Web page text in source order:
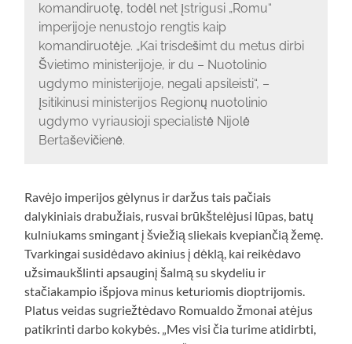
komandiruotę, todėl net įstrigusi „Romu“
imperijoje nenustojo rengtis kaip
komandiruotėje. „Kai trisdešimt du metus dirbi
Švietimo ministerijoje, ir du – Nuotolinio
ugdymo ministerijoje, negali apsileisti“, –
įsitikinusi ministerijos Regionų nuotolinio
ugdymo vyriausioji specialistė Nijolė
Bertaševičienė.
Ravėjo imperijos gėlynus ir daržus tais pačiais
dalykiniais drabužiais, rusvai brūkštelėjusi lūpas, batų
kulniukams smingant į šviežią sliekais kvepiančią žemę.
Tvarkingai susidėdavo akinius į dėklą, kai reikėdavo
užsimaukšlinti apsauginį šalmą su skydeliu ir
stačiakampio išpjova minus keturiomis dioptrijomis.
Platus veidas sugriežtėdavo Romualdo žmonai atėjus
patikrinti darbo kokybės. „Mes visi čia turime atidirbti,